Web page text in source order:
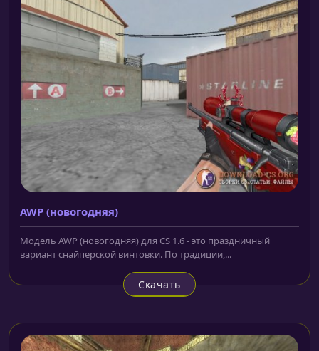
AWP (новогодняя)
Модель AWP (новогодняя) для CS 1.6 - это праздничный
вариант снайперской винтовки. По традиции,...
Скачать